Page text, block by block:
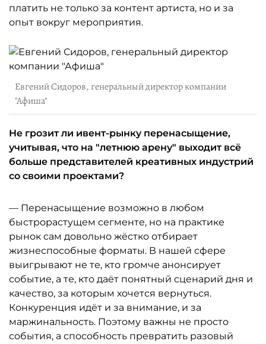
платить не только за контент артиста, но и за
опыт вокруг мероприятия.
Евгений Сидоров, генеральный директор компании
"Афиша"
Не грозит ли ивент-рынку перенасыщение,
учитывая, что на "летнюю арену" выходит всё
больше представителей креативных индустрий
со своими проектами?
— Перенасыщение возможно в любом
быстрорастущем сегменте, но на практике
рынок сам довольно жёстко отбирает
жизнеспособные форматы. В нашей сфере
выигрывают не те, кто громче анонсирует
событие, а те, кто даёт понятный сценарий дня и
качество, за которым хочется вернуться.
Конкуренция идёт и за внимание, и за
маржинальность. Поэтому важны не просто
события, а способность превратить разовый